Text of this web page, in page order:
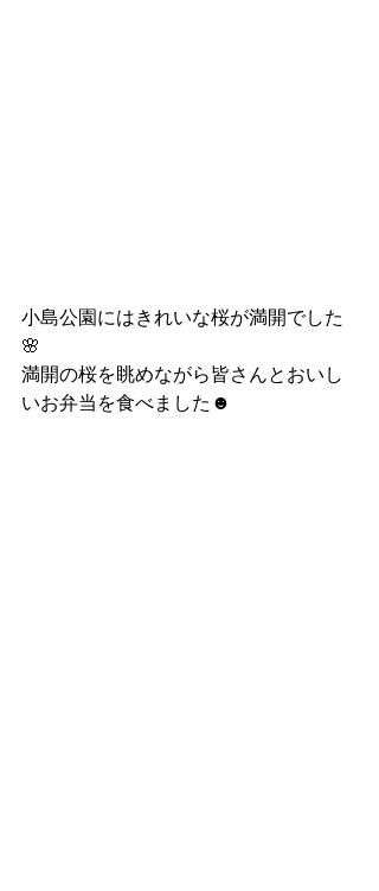
小島公園にはきれいな桜が満開でした
🌸
満開の桜を眺めながら皆さんとおいし
いお弁当を食べました☻